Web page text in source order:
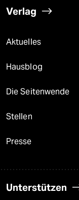
Verlag
Aktuelles
Hausblog
Die Seitenwende
Stellen
Presse
Unterstützen